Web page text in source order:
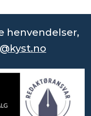
henvendelser,